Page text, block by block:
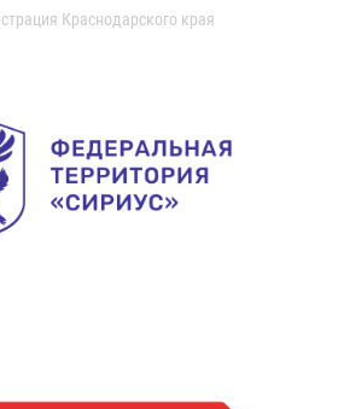
Краснодарского края